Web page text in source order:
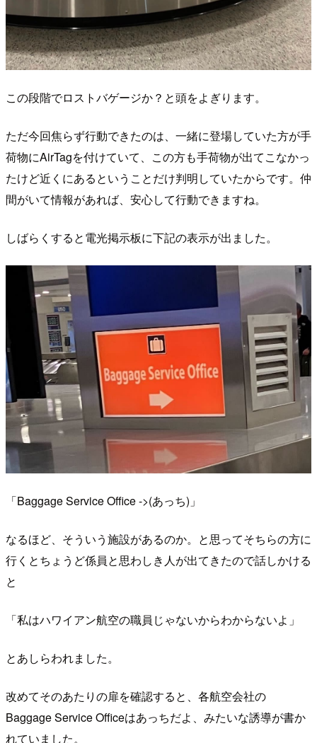
この段階でロストバゲージか？と頭をよぎります。
ただ今回焦らず行動できたのは、一緒に登場していた方が手
荷物にAirTagを付けていて、この方も手荷物が出てこなかっ
たけど近くにあるということだけ判明していたからです。仲
間がいて情報があれば、安心して行動できますね。
しばらくすると電光掲示板に下記の表示が出ました。
「Baggage Service Office ->(あっち)」
なるほど、そういう施設があるのか。と思ってそちらの方に
行くとちょうど係員と思わしき人が出てきたので話しかける
と
「私はハワイアン航空の職員じゃないからわからないよ」
とあしらわれました。
改めてそのあたりの扉を確認すると、各航空会社の
Baggage Service Officeはあっちだよ、みたいな誘導が書か
れていました。